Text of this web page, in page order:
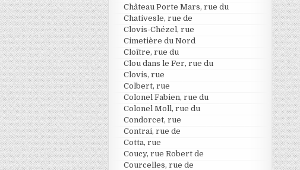
Château Porte Mars, rue du
Chativesle, rue de
Clovis-Chézel, rue
Cimetière du Nord
Cloître, rue du
Clou dans le Fer, rue du
Clovis, rue
Colbert, rue
Colonel Fabien, rue du
Colonel Moll, rue du
Condorcet, rue
Contrai, rue de
Cotta, rue
Coucy, rue Robert de
Courcelles, rue de